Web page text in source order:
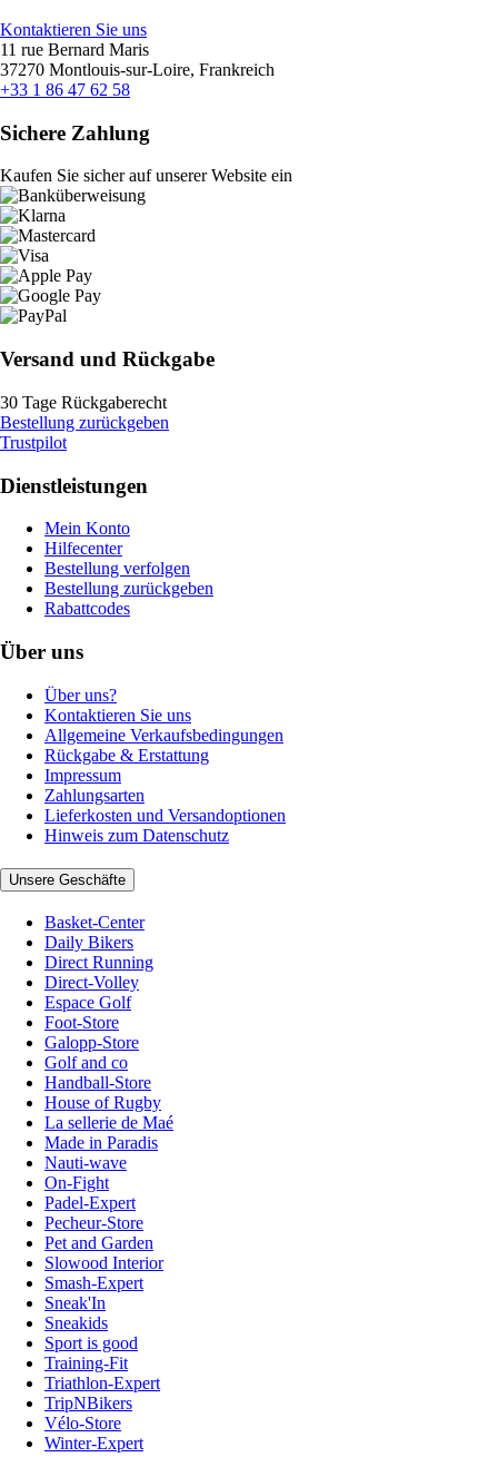
Kontaktieren Sie uns
11 rue Bernard Maris
37270 Montlouis-sur-Loire, Frankreich
+33 1 86 47 62 58
Sichere Zahlung
Kaufen Sie sicher auf unserer Website ein
Versand und Rückgabe
30 Tage Rückgaberecht
Bestellung zurückgeben
Trustpilot
Dienstleistungen
Mein Konto
Hilfecenter
Bestellung verfolgen
Bestellung zurückgeben
Rabattcodes
Über uns
Über uns?
Kontaktieren Sie uns
Allgemeine Verkaufsbedingungen
Rückgabe & Erstattung
Impressum
Zahlungsarten
Lieferkosten und Versandoptionen
Hinweis zum Datenschutz
Unsere Geschäfte
Basket-Center
Daily Bikers
Direct Running
Direct-Volley
Espace Golf
Foot-Store
Galopp-Store
Golf and co
Handball-Store
House of Rugby
La sellerie de Maé
Made in Paradis
Nauti-wave
On-Fight
Padel-Expert
Pecheur-Store
Pet and Garden
Slowood Interior
Smash-Expert
Sneak'In
Sneakids
Sport is good
Training-Fit
Triathlon-Expert
TripNBikers
Vélo-Store
Winter-Expert